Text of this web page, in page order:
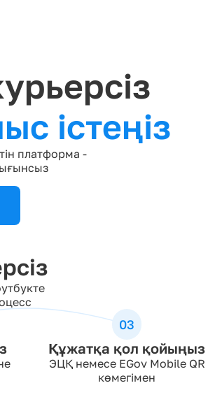
істеңіз
платформа -
03
Құжатқа қол қойыңыз
ЭЦҚ немесе EGov Mobile QR
көмегімен